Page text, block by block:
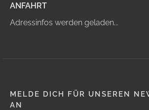
ANFAHRT
Adressinfos werden geladen...
MELDE DICH FÜR UNSEREN
AN